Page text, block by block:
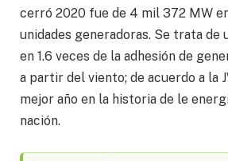
cerró 2020 fue de 4 mil 372 MW
unidades generadoras. Se trata de
en 1.6 veces de la adhesión de
a partir del viento; de acuerdo a la
mejor año en la historia de le
nación.